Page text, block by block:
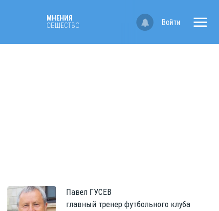
МНЕНИЯ
ОБЩЕСТВО
Войти
Павел ГУСЕВ
главный тренер футбольного клуба